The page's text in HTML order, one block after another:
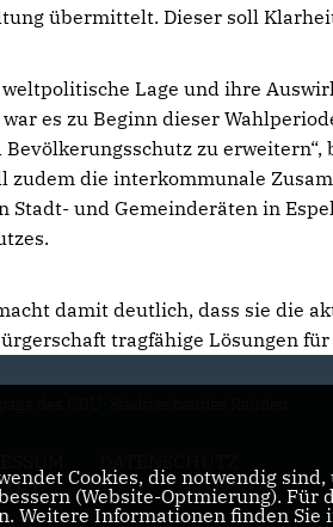
übermittelt. Dieser soll
Lage und ihre
war es zu Beginn dieser
zu
zudem die interkommunale
Stadt- und Gemeinderäten in
damit deutlich, dass sie die
tragfähige Lösungen
Cookies, die notwendig
(Website-Optmierung).
Weitere Informationen finden Sie